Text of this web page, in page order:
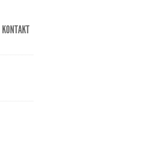
KONTAKT